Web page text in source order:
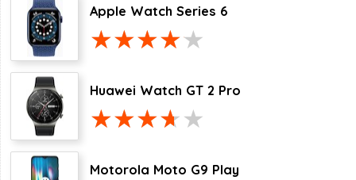
Apple Watch Series 6
Huawei Watch GT 2 Pro
Motorola Moto G9 Play